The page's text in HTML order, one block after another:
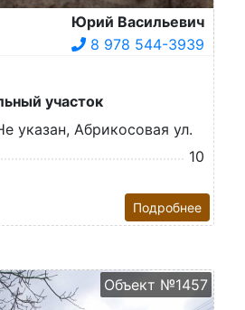
Юрий Васильевич
8 978 544-3939
участок
указан, Абрикосовая ул.
10
Подробнее
Объект №1457